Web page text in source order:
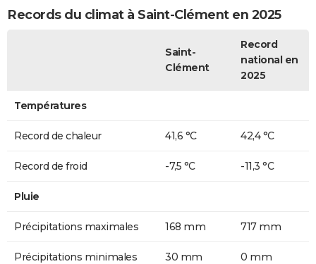
Records du climat à Saint-Clément en 2025
Saint-
Clément
Record
national en
2025
Températures
Record de chaleur 41,6 °C 42,4 °C
Record de froid -7,5 °C -11,3 °C
Pluie
Précipitations maximales 168 mm 717 mm
Précipitations minimales 30 mm 0 mm